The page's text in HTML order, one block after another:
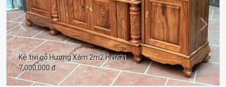
Kệ tivi gỗ Hương Xám 2m2 HNK71
7,000,000 đ
Trước Sau